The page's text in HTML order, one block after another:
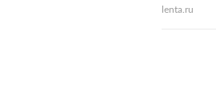
lenta.ru